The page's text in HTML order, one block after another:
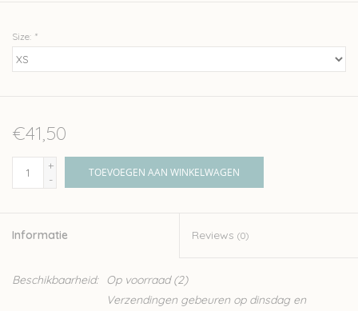
Size: *
€41,50
+
-
TOEVOEGEN AAN WINKELWAGEN
Informatie Reviews (0)
Beschikbaarheid: Op voorraad(2)
Verzendingen gebeuren op dinsdag en